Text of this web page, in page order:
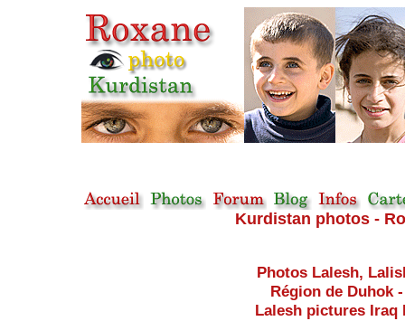
Kurdistan photos -
Photos Lalesh,
Région de Duhok
Lalesh pictures